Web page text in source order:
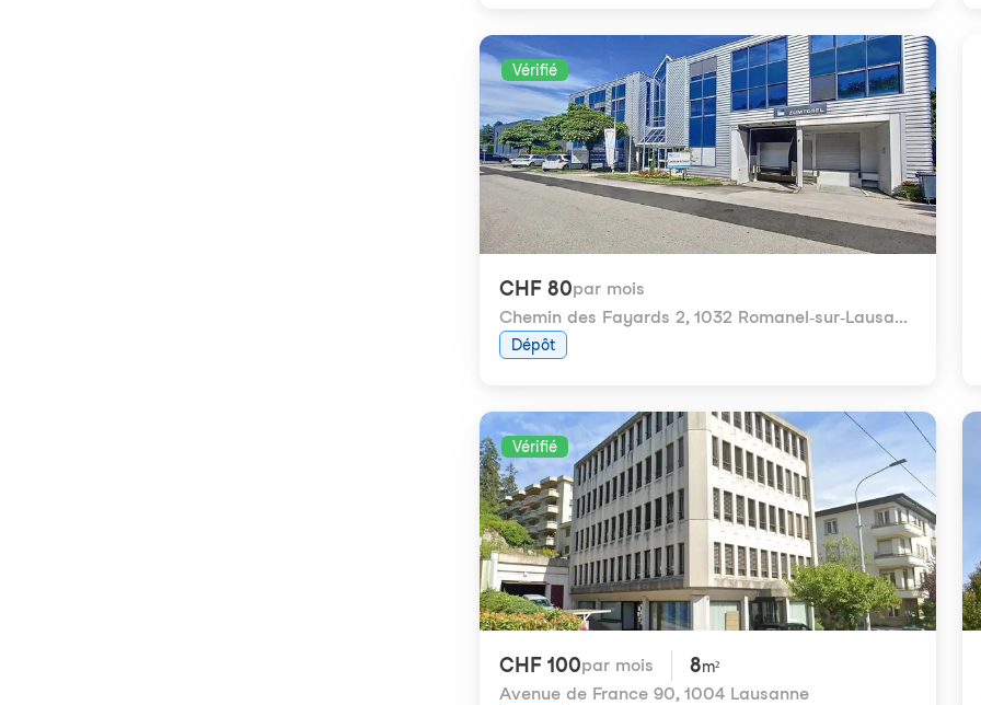
Vérifié
CHF 80par mois
Chemin des Fayards 2, 1032 Romanel-sur-Lausanne
Dépôt
Vérifié
CHF 100par mois 8m²
Avenue de France 90, 1004 Lausanne